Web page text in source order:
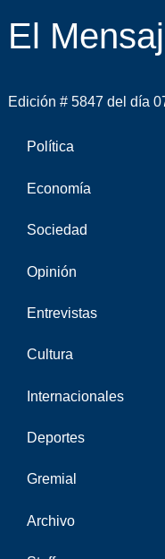
El
Edición # 5847 del día
Política
Economía
Sociedad
Opinión
Entrevistas
Cultura
Internacionales
Deportes
Gremial
Archivo